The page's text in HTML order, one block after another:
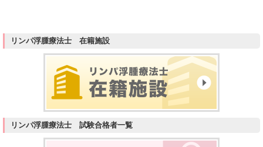
リンパ浮腫療法士 在籍施設
リンパ浮腫療法士 試験合格者一覧